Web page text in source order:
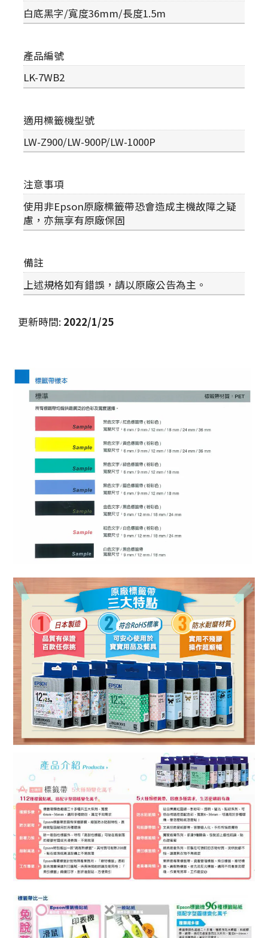
白底黑字/寬度36mm/長度1.5m
產品編號
LK-7WB2
適用標籤機型號
LW-Z900/LW-900P/LW-1000P
注意事項
使用非Epson原廠標籤帶恐會造成主機故障之疑
慮，亦無享有原廠保固
備註
上述規格如有錯誤，請以原廠公告為主。
更新時間: 2022/1/25